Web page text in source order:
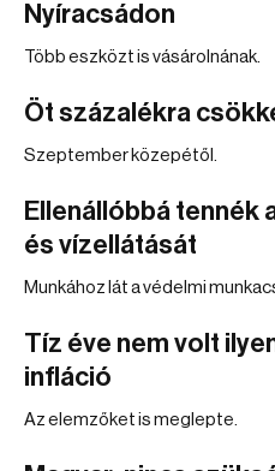
Nyíracsádon
Több eszközt is vásárolnának.
Öt százalékra
Szeptember közepétől.
Ellenállóbbá tennék
és vízellátását
Munkához lát a védelmi
Tíz éve nem volt
infláció
Az elemzőket is meglepte.